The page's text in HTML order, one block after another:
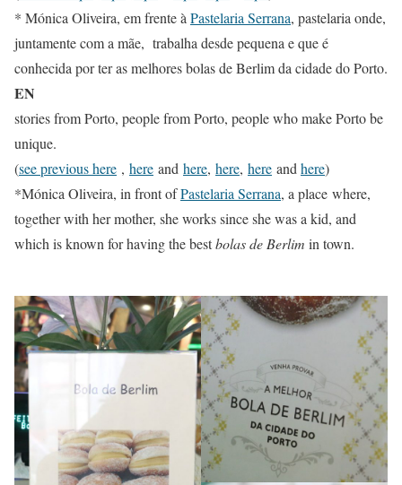
* Mónica Oliveira, em frente àPastelaria Serrana, pastelaria onde,
juntamente com a mãe, trabalha desde pequena e que é
conhecida por ter as melhores bolas de Berlim da cidade do Porto.
EN
stories from Porto, people from Porto, people who make Porto be
unique.
(see previous here , here and here, here, here andhere)
*Mónica Oliveira, in front ofPastelaria Serrana, a place where,
together with her mother, she works since she was a kid, and
which is known for having the bestbolas de Berlim in town.